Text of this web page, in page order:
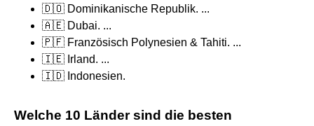
🇩🇴 Dominikanische Republik. ...
🇦🇪 Dubai. ...
🇵🇫 Französisch Polynesien & Tahiti. ...
🇮🇪 Irland. ...
🇮🇩 Indonesien.
Welche 10 Länder sind die besten